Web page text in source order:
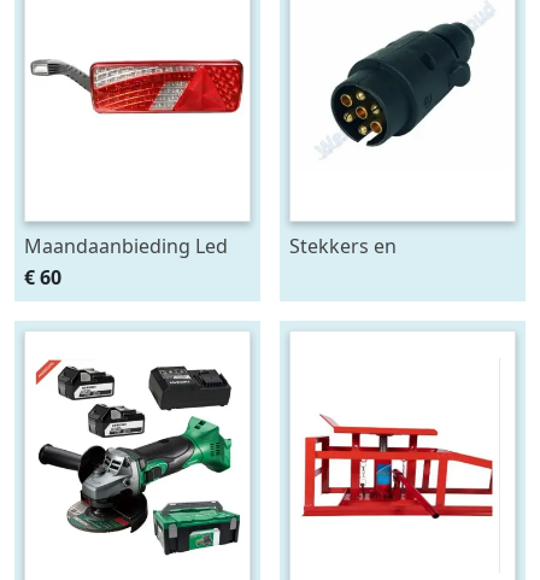
Maandaanbieding Led
achterlicht 12-24V links
m. breedtelamp
€ 60
Stekkers en